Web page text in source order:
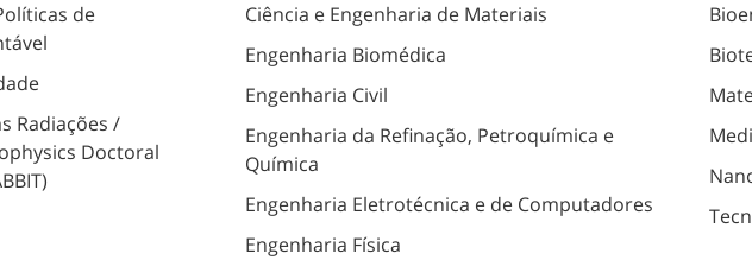
de
Radiações /
Doctoral
Ciência e Engenharia de Materiais
Engenharia Biomédica
Engenharia Civil
Engenharia da Refinação, Petroquímica e
Química
Engenharia Eletrotécnica e de Computadores
Engenharia Física